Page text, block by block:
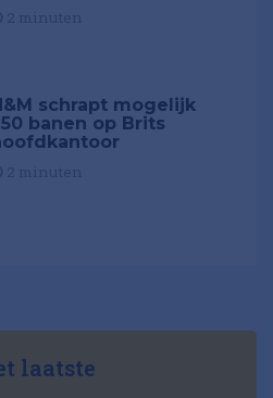
schrapt mogelijk
banen op Brits
laatste